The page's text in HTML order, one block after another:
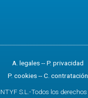
A. legales--P. privacidad
P. cookies--C. contratación
S.L.-Todos los